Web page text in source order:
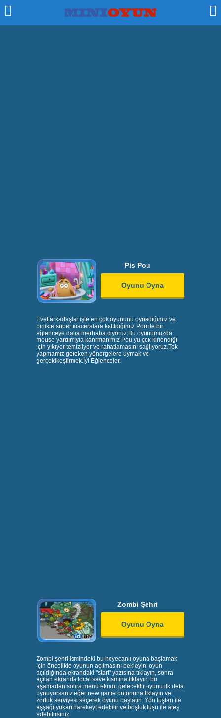
Pis Pou
Oyunu Oyna
Evet arkadaşlar işte en çok oyununu oynadığımız ve
birlikte süper maceralara katıldığımız Pou ile bir
eğlenceye daha merhaba diyoruz.Bu oyunumuzda
mouse yardımıyla kahrmanımız Pou yu çok kirlendiği
için yıkıyor temizliyor ve rahatlamasını sağlıyoruz.Tek
yapmamız gereken yönergelere uymak ve
gerçeklkeştirmek.İyi Eğlenceler.
Zombi Şehri
Oyunu Oyna
Zombi şehri ismindeki bu heyecanlı oyuna başlamak
için öncelikle oyunun açılmasını bekleyin, oyun
açıldığında ekrandaki "start" yazısına tıklayın, sonra
açılan ekranda local save kısmına tıklayın, bu
aşamadan sonra menü ekranı gelecektir oyunu ilk defa
oynuyorsanız eğer new game butonuna tıklayın ve
zorluk serviyesi seçerek oyunu başlatın. Yön tuşları ile
aşşağı yukarı harekeyt edebilir ve boşluk tuşu ile ateş
edebilirsiniz.